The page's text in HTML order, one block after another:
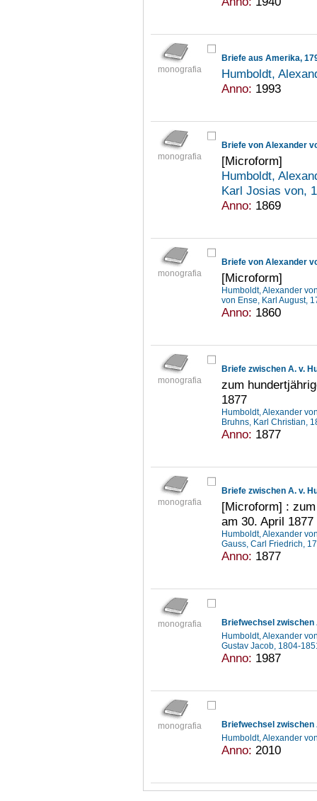
monografia
Briefe aus Amerika,
Humboldt,
Anno: 1993
monografia
[Microform]
Humboldt,
Karl Josias von,
Anno: 1869
monografia [Microform]
Humboldt, Alexander
von Ense, Karl August,
Anno: 1860
monografia
Briefe zwischen A. v.
zum
1877
Humboldt, Alexander
Bruhns, Karl Christian,
Anno: 1877
monografia
Briefe zwischen A. v.
[Microform] :
am 30. April 1877
Humboldt, Alexander
Gauss, Carl Friedrich,
Anno: 1877
monografia
Humboldt, Alexander
Gustav Jacob, 1804-
Anno: 1987
monografia
Briefwechsel zwischen
Humboldt, Alexander
Anno: 2010